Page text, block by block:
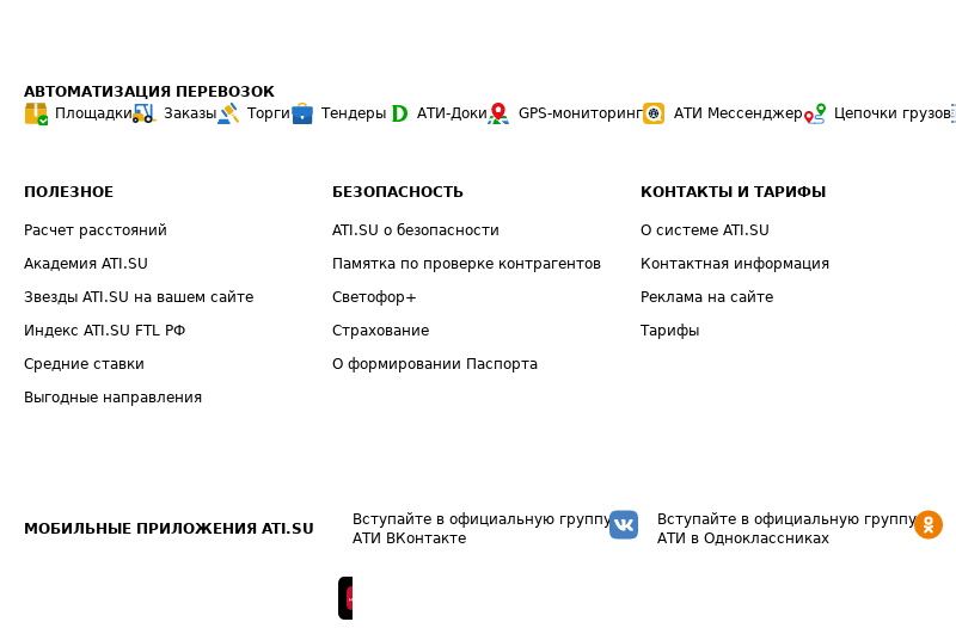
АВТОМАТИЗАЦИЯ ПЕРЕВОЗОК
Площадки
Заказы Торги Тендеры АТИ-Доки GPS-мониторинг АТИ Мессенджер Цепочки грузов
ПОЛЕЗНОЕ
Расчет расстояний
Академия ATI.SU
Звезды ATI.SU на вашем сайте
Индекс ATI.SU FTL РФ
Средние ставки
Выгодные направления
БЕЗОПАСНОСТЬ
ATI.SU о безопасности
Памятка по проверке контрагентов
Светофор+
Страхование
О формировании Паспорта
КОНТАКТЫ И ТАРИФЫ
О системе ATI.SU
Контактная информация
Реклама на сайте
Тарифы
МОБИЛЬНЫЕ ПРИЛОЖЕНИЯ ATI.SU
Вступайте в официальную группу
АТИ ВКонтакте
Вступайте в официальную группу
АТИ в Одноклассниках